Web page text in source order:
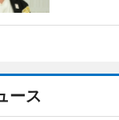
ース